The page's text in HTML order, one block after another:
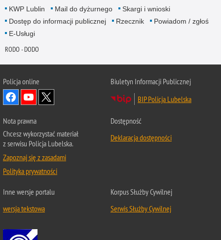
KWP Lublin Mail do dyżurnego
Skargi i wnioski
Dostęp do informacji publicznej
Rzecznik
Powiadom / zgłoś
E-Usługi
RODO - DODO
Policja online
Biuletyn Informacji Publicznej
BIP Policja Lubelska
Nota prawna
Chcesz wykorzystać materiał
z serwisu Policja Lubelska.
Zapoznaj się z zasadami
Polityka prywatności
Dostępność
Deklaracja dostępności
Inne wersje portalu
wersja tekstowa
Korpus Służby Cywilnej
Serwis Służby Cywilnej